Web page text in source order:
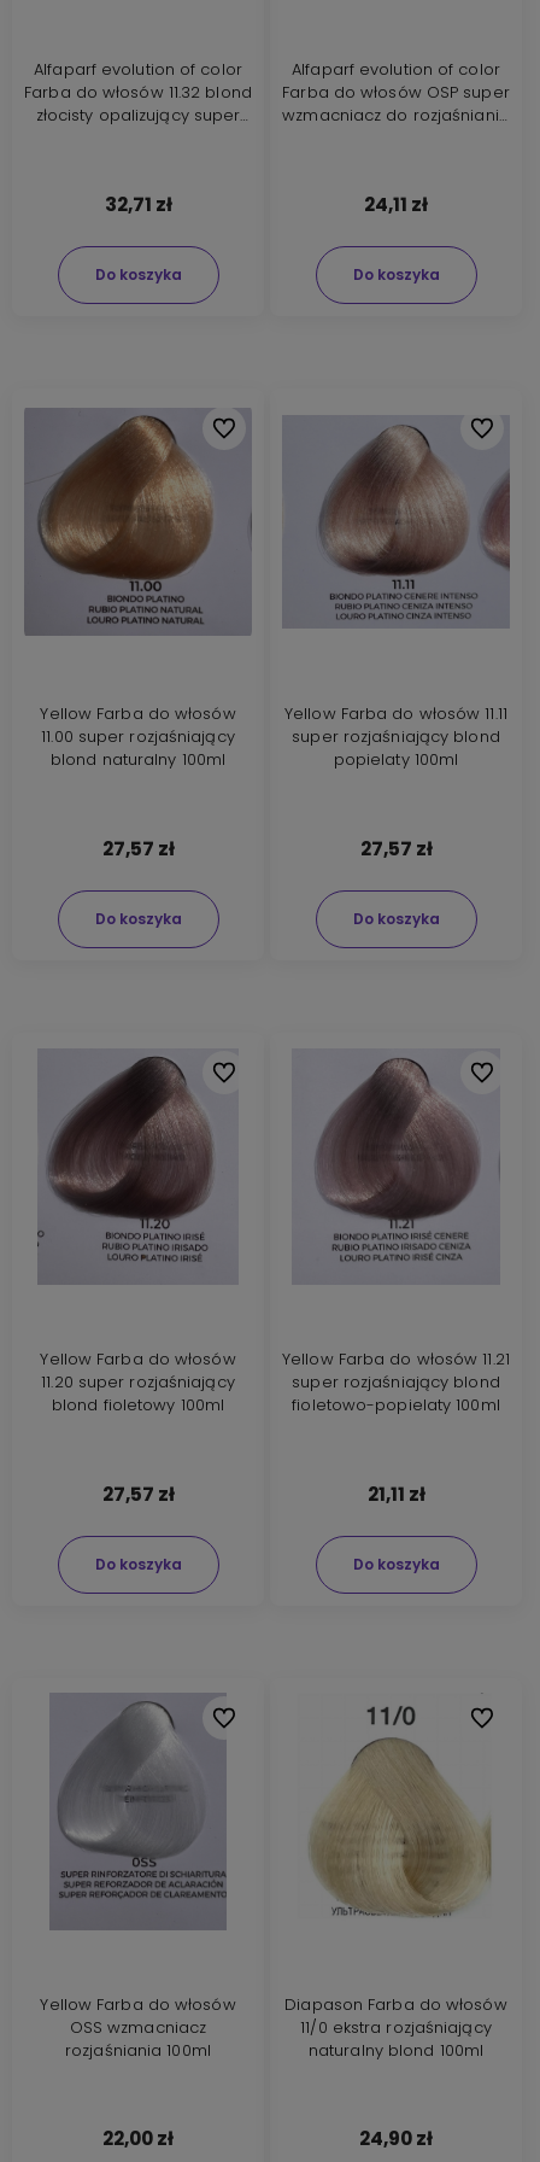
Alfaparf evolution of color
Farba do włosów 11.32 blond
złocisty opalizujący super
32,71 zł
Do koszyka
Alfaparf evolution of color
Farba do włosów OSP super
wzmacniacz do rozjaśniania
24,11 zł
Do koszyka
Yellow Farba do włosów
11.00 super rozjaśniający
blond naturalny 100ml
27,57 zł
Do koszyka
Do ulubionych
Yellow Farba do włosów 11.11
super rozjaśniający blond
popielaty 100ml
27,57 zł
Do koszyka
Do
Yellow Farba do włosów
11.20 super rozjaśniający
blond fioletowy 100ml
27,57 zł
Do koszyka
Do ulubionych
Yellow Farba do włosów 11.21
super rozjaśniający blond
fioletowo-popielaty 100ml
21,11 zł
Do koszyka
Do
Yellow Farba do włosów
OSS wzmacniacz
rozjaśniania 100ml
22,00 zł
Do ulubionych
Diapason Farba do włosów
11/0 ekstra rozjaśniający
naturalny blond 100ml
24,90 zł
Do